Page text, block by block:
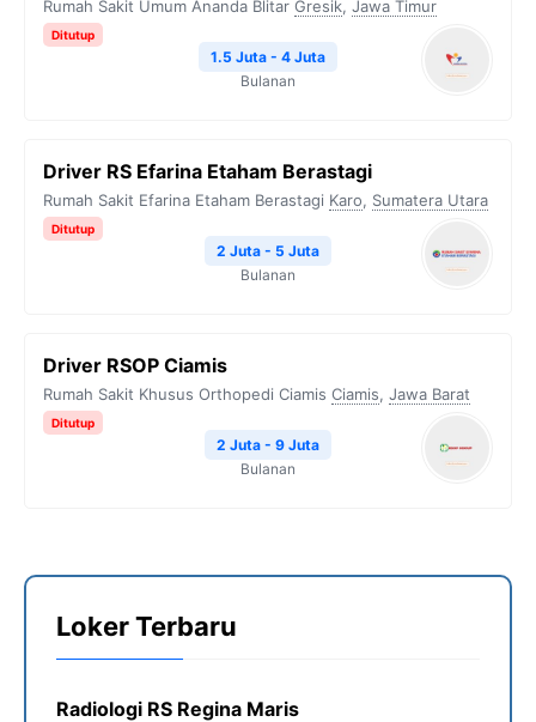
Rumah Sakit Umum Ananda Blitar Gresik, Jawa Timur
Ditutup
1.5 Juta - 4 Juta
Bulanan
Driver RS Efarina Etaham Berastagi
Rumah Sakit Efarina Etaham Berastagi Karo, Sumatera Utara
Ditutup
2 Juta - 5 Juta
Bulanan
Driver RSOP Ciamis
Rumah Sakit Khusus Orthopedi Ciamis Ciamis, Jawa Barat
Ditutup
2 Juta - 9 Juta
Bulanan
Loker Terbaru
Radiologi RS Regina Maris